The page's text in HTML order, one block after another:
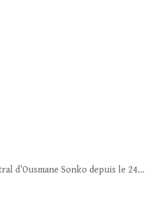
d’Ousmane Sonko depuis le 24...